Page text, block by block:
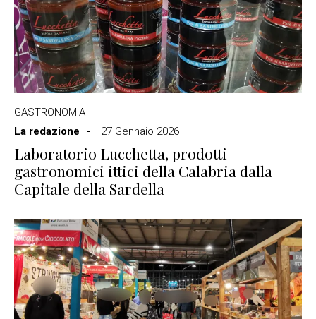
GASTRONOMIA
La redazione
27 Gennaio 2026
Laboratorio Lucchetta, prodotti
gastronomici ittici della Calabria dalla
Capitale della Sardella